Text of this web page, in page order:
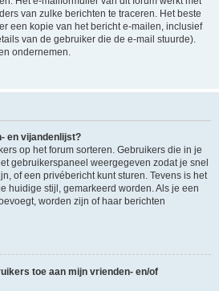
van zulke berichten te traceren. Het beste
een kopie van het bericht e-mailen, inclusief
van de gebruiker die de e-mail stuurde).
ondernemen.
en vijandenlijst?
op het forum sorteren. Gebruikers die in je
gebruikerspaneel weergegeven zodat je snel
of een privébericht kunt sturen. Tevens is het
huidige stijl, gemarkeerd worden. Als je een
worden zijn of haar berichten
toe aan mijn vrienden- en/of